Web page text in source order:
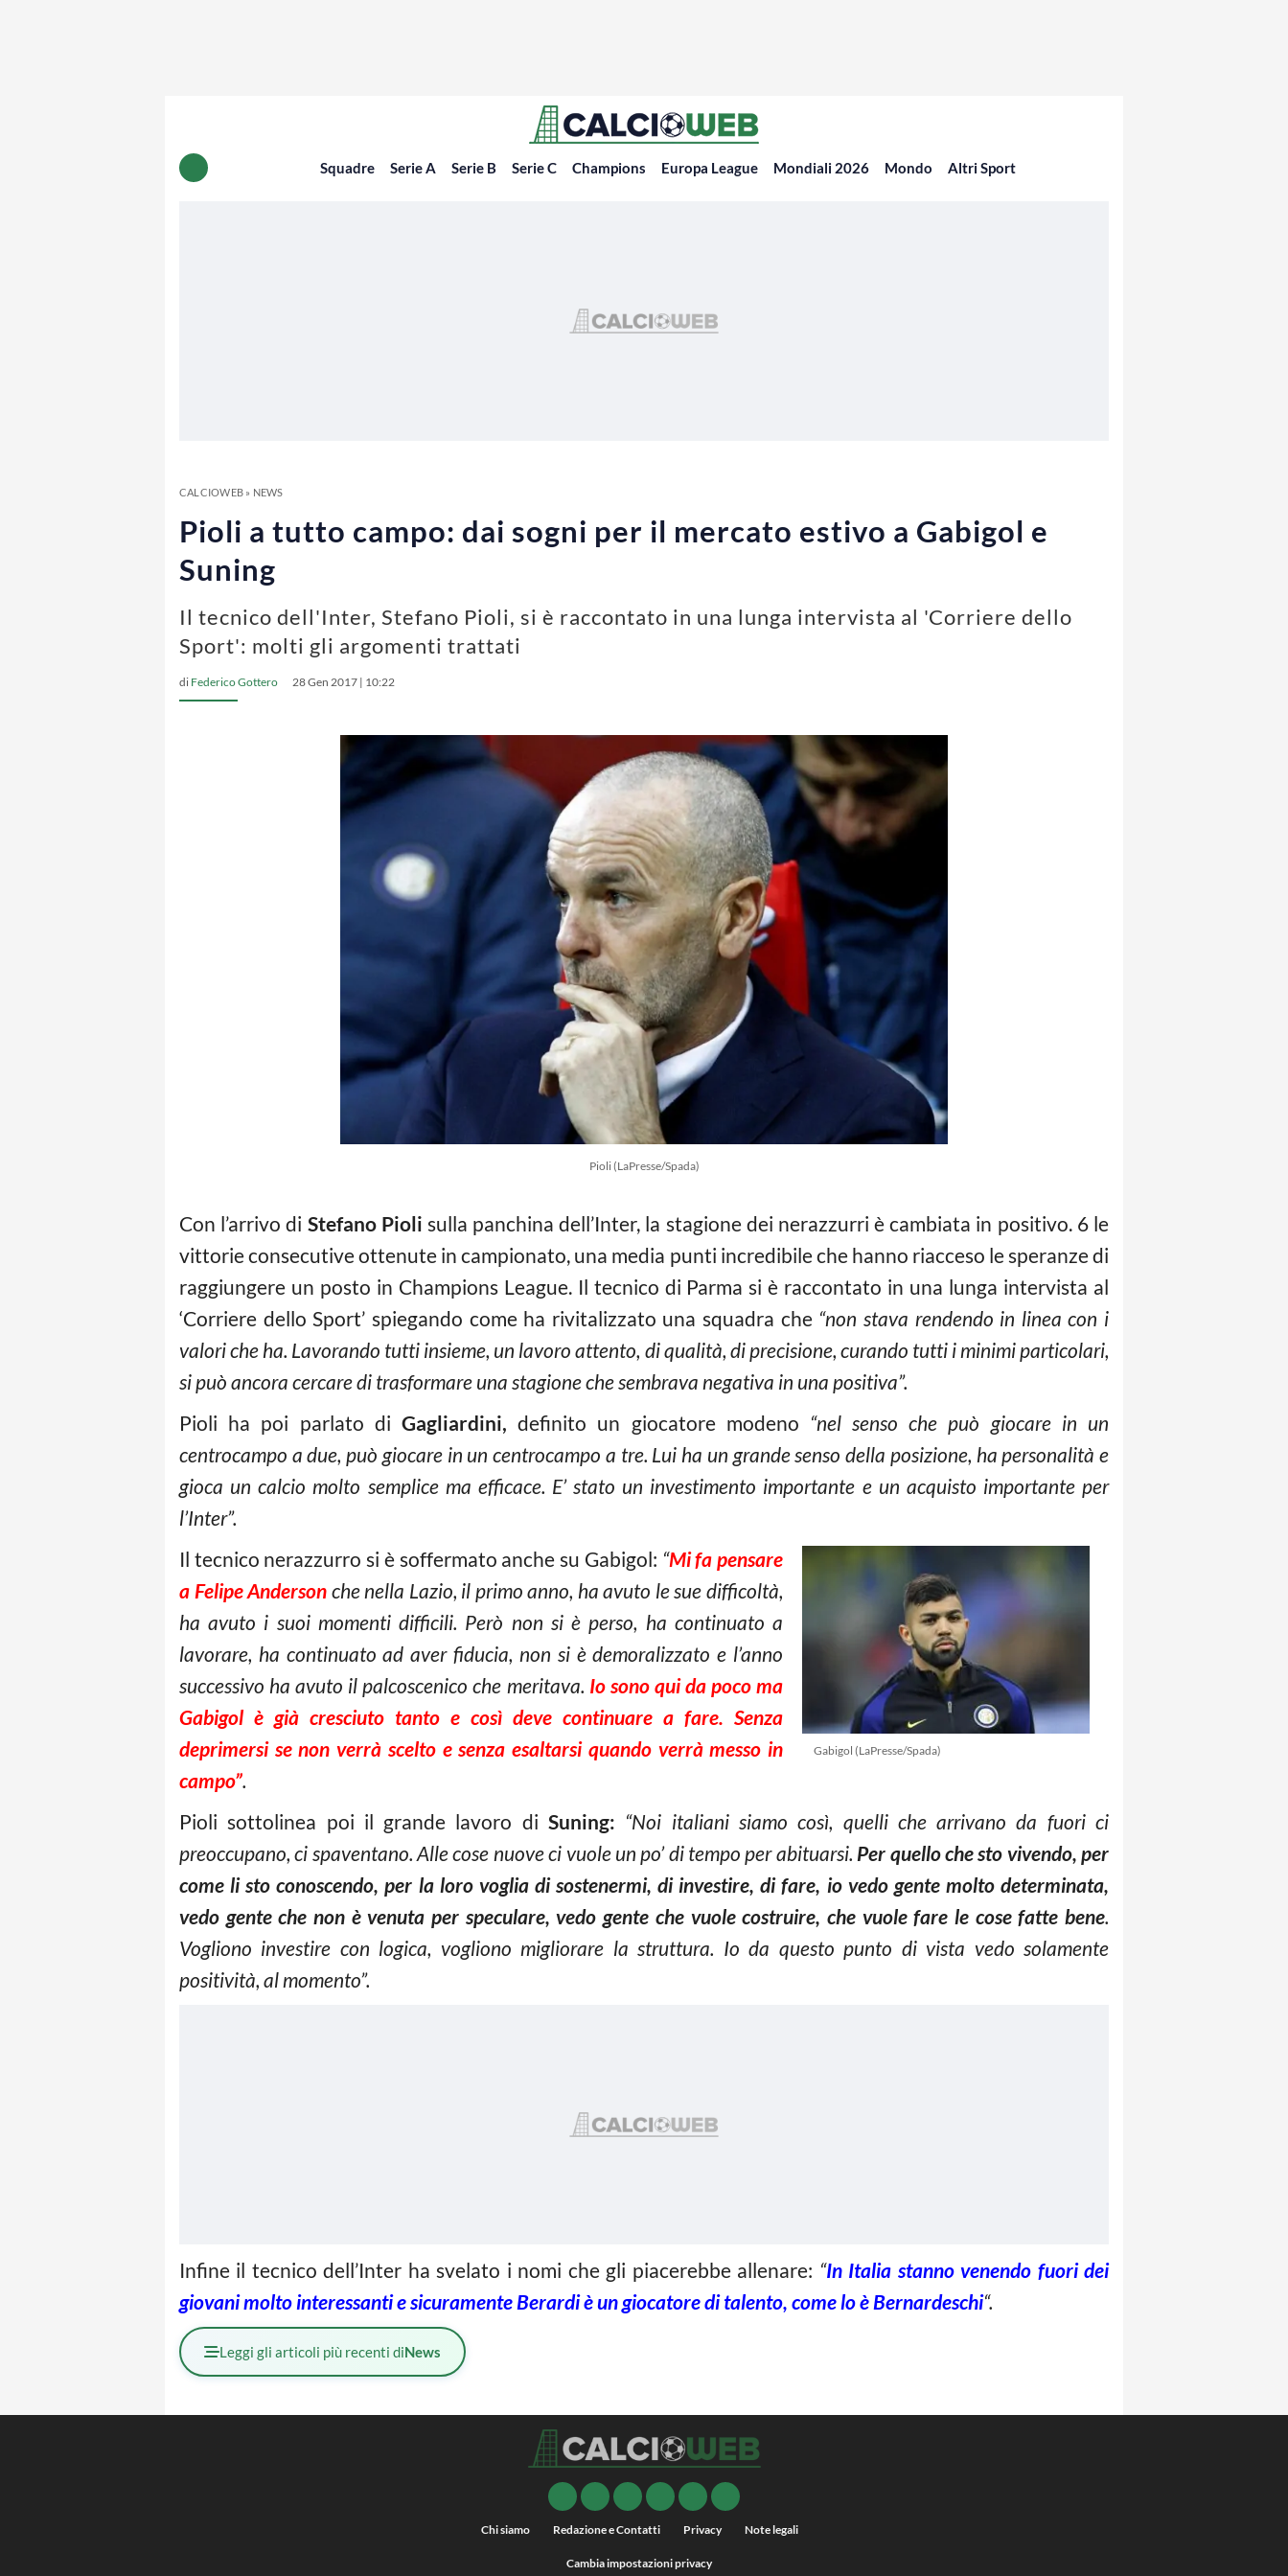
Squadre Serie A Serie B Serie C Champions Europa League Mondiali 2026 Mondo Altri Sport
CALCIOWEB» NEWS
Pioli a tutto campo: dai sogni per il mercato estivo a Gabigol e
Suning
Il tecnico dell'Inter, Stefano Pioli, si è raccontato in una lunga intervista al 'Corriere dello
Sport': molti gli argomenti trattati
di Federico Gottero 28 Gen 2017 | 10:22
Pioli (LaPresse/Spada)
Con l’arrivo di Stefano Pioli sulla panchina dell’Inter, la stagione dei nerazzurri è cambiata in positivo. 6 le
vittorie consecutive ottenute in campionato, una media punti incredibile che hanno riacceso le speranze di
raggiungere un posto in Champions League. Il tecnico di Parma si è raccontato in una lunga intervista al
‘Corriere dello Sport’ spiegando come ha rivitalizzato una squadra che “non stava rendendo in linea con i
valori che ha. Lavorando tutti insieme, un lavoro attento, di qualità, di precisione, curando tutti i minimi particolari,
si può ancora cercare di trasformare una stagione che sembrava negativa in una positiva”.
Pioli ha poi parlato di Gagliardini, definito un giocatore modeno “nel senso che può giocare in un
centrocampo a due, può giocare in un centrocampo a tre. Lui ha un grande senso della posizione, ha personalità e
gioca un calcio molto semplice ma efficace. E’ stato un investimento importante e un acquisto importante per
l’Inter”.
Gabigol (LaPresse/Spada)
Il tecnico nerazzurro si è soffermato anche su Gabigol: “Mi fa pensare
a Felipe Anderson che nella Lazio, il primo anno, ha avuto le sue difficoltà,
ha avuto i suoi momenti difficili. Però non si è perso, ha continuato a
lavorare, ha continuato ad aver fiducia, non si è demoralizzato e l’anno
successivo ha avuto il palcoscenico che meritava. Io sono qui da poco ma
Gabigol è già cresciuto tanto e così deve continuare a fare. Senza
deprimersi se non verrà scelto e senza esaltarsi quando verrà messo in
campo”.
Pioli sottolinea poi il grande lavoro diSuning: “Noi italiani siamo così, quelli che arrivano da fuori ci
preoccupano, ci spaventano. Alle cose nuove ci vuole un po’ di tempo per abituarsi. Per quello che sto vivendo, per
come li sto conoscendo, per la loro voglia di sostenermi, di investire, di fare, io vedo gente molto determinata,
vedo gente che non è venuta per speculare, vedo gente che vuole costruire, che vuole fare le cose fatte bene.
Vogliono investire con logica, vogliono migliorare la struttura. Io da questo punto di vista vedo solamente
positività, al momento”.
Infine il tecnico dell’Inter ha svelato i nomi che gli piacerebbe allenare: “In Italia stanno venendo fuori dei
giovani molto interessanti e sicuramente Berardi è un giocatore di talento, come lo è Bernardeschi“.
Leggi gli articoli più recenti diNews
Chi siamo Redazione e Contatti Privacy Note legali
Cambia impostazioni privacy